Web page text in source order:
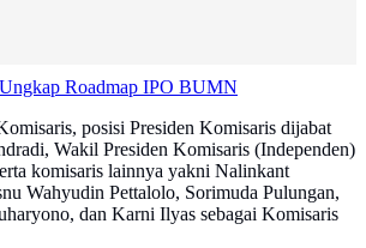
Roadmap IPO BUMN
posisi Presiden Komisaris dijabat
Wakil Presiden Komisaris (Independen)
komisaris lainnya yakni Nalinkant
Wahyudin Pettalolo, Sorimuda Pulungan,
dan Karni Ilyas sebagai Komisaris